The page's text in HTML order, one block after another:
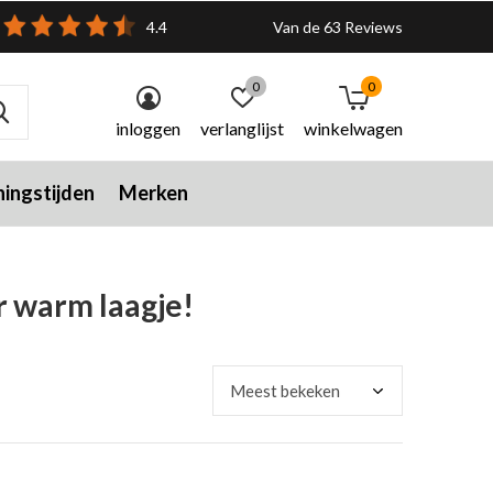
Merken
inloggen verlanglijst
0
winkelwagen
0
4.4 Van de 63 Reviews
warm laagje!